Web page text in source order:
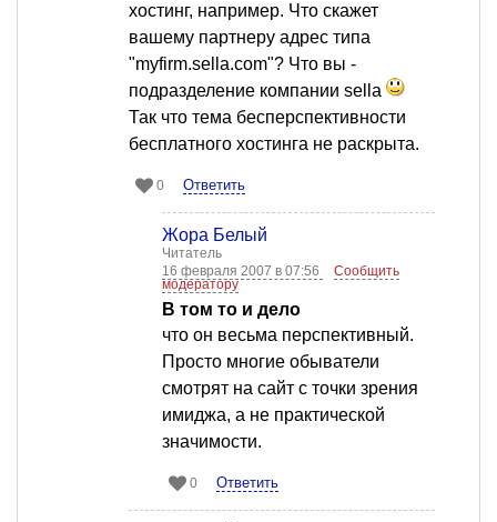
хостинг, например. Что скажет
вашему партнеру адрес типа
"myfirm.sella.com"? Что вы -
подразделение компании sella
Так что тема бесперспективности
бесплатного хостинга не раскрыта.
0 Ответить
Жора Белый
Читатель
16 февраля 2007 в 07:56
Сообщить
модератору
В том то и дело
что он весьма перспективный.
Просто многие обыватели
смотрят на сайт с точки зрения
имиджа, а не практической
значимости.
0 Ответить